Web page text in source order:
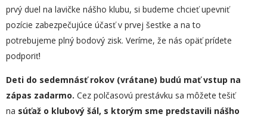
prvý duel na lavičke nášho klubu, si budeme chcieť upevniť
pozície zabezpečujúce účasť v prvej šestke a na to
potrebujeme plný bodový zisk. Veríme, že nás opäť prídete
podporiť!
Deti do sedemnásť rokov (vrátane) budú mať vstup na
zápas zadarmo. Cez polčasovú prestávku sa môžete tešiť
na súťaž o klubový šál, s ktorým sme predstavili nášho